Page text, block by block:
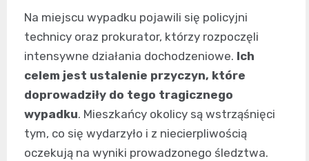
Na miejscu wypadku pojawili się policyjni
technicy oraz prokurator, którzy rozpoczęli
intensywne działania dochodzeniowe. Ich
celem jest ustalenie przyczyn, które
doprowadziły do tego tragicznego
wypadku. Mieszkańcy okolicy są wstrząśnięci
tym, co się wydarzyło i z niecierpliwością
oczekują na wyniki prowadzonego śledztwa.